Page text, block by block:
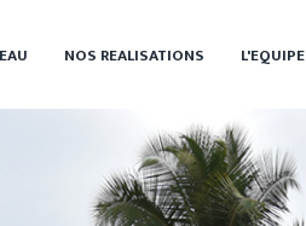
NOS REALISATIONS L'EQUIPE